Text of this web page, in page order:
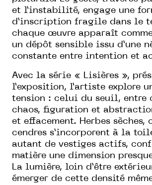
et l’instabilité, engage une
d’inscription fragile dans le
chaque œuvre apparaît
un dépôt sensible issu d’une
constante entre intention et
Avec la série « Lisières »,
l’exposition, l’artiste explore
tension : celui du seuil, entre
chaos, figuration et
et effacement. Herbes sèches,
cendres s’incorporent à la
autant de vestiges actifs,
matière une dimension
La lumière, loin d’être
émerger de cette densité